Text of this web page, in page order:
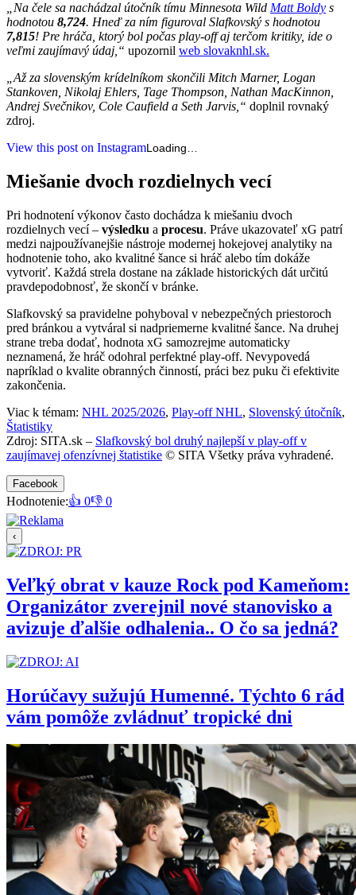
„Na čele sa nachádzal útočník tímu Minnesota Wild Matt Boldy s
hodnotou 8,724. Hneď za ním figuroval Slafkovský s hodnotou
7,815! Pre hráča, ktorý bol počas play-off aj terčom kritiky, ide o
veľmi zaujímavý údaj,“ upozornil web slovaknhl.sk.
„Až za slovenským krídelníkom skončili Mitch Marner, Logan
Stankoven, Nikolaj Ehlers, Tage Thompson, Nathan MacKinnon,
Andrej Svečnikov, Cole Caufield a Seth Jarvis,“ doplnil rovnaký
zdroj.
View this post on InstagramLoading…
Miešanie dvoch rozdielnych vecí
Pri hodnotení výkonov často dochádza k miešaniu dvoch
rozdielnych vecí – výsledku a procesu. Práve ukazovateľ xG patrí
medzi najpoužívanejšie nástroje modernej hokejovej analytiky na
hodnotenie toho, ako kvalitné šance si hráč alebo tím dokáže
vytvoriť. Každá strela dostane na základe historických dát určitú
pravdepodobnosť, že skončí v bránke.
Slafkovský sa pravidelne pohyboval v nebezpečných priestoroch
pred bránkou a vytváral si nadpriemerne kvalitné šance. Na druhej
strane treba dodať, hodnota xG samozrejme automaticky
neznamená, že hráč odohral perfektné play-off. Nevypovedá
napríklad o kvalite obranných činností, práci bez puku či efektivite
zakončenia.
Viac k témam: NHL 2025/2026, Play-off NHL, Slovenský útočník,
Štatistiky
Zdroj: SITA.sk – Slafkovský bol druhý najlepší v play-off v
zaujímavej ofenzívnej štatistike © SITA Všetky práva vyhradené.
Facebook
Hodnotenie:👍 0👎 0
‹
Veľký obrat v kauze Rock pod Kameňom:
Organizátor zverejnil nové stanovisko a
avizuje ďalšie odhalenia.. O čo sa jedná?
Horúčavy sužujú Humenné. Týchto 6 rád
vám pomôže zvládnuť tropické dni